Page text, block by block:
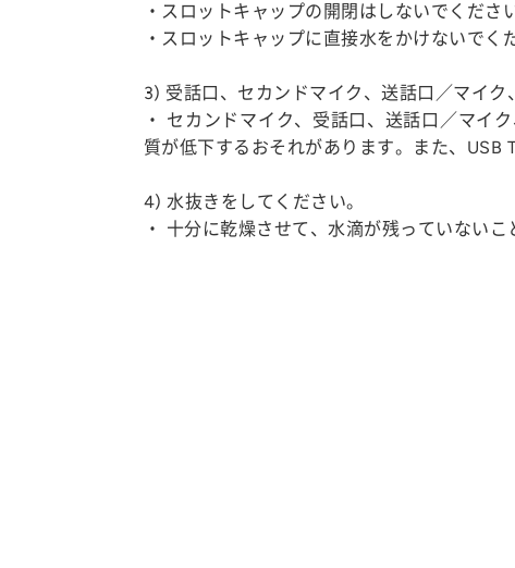
・スロットキャップの開閉はしないでください
・スロットキャップに直接水をかけないでく
3) 受話口、セカンドマイク、送話口／マイク
・ セカンドマイク、受話口、送話口／マイ
質が低下するおそれがあります。また、USB
4) 水抜きをしてください。
・ 十分に乾燥させて、水滴が残っていないこ